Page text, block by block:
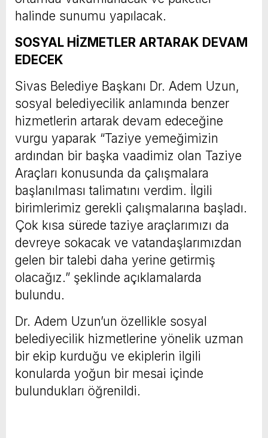
halinde sunumu yapılacak.
SOSYAL HİZMETLER ARTARAK DEVAM
EDECEK
Sivas Belediye Başkanı Dr. Adem Uzun,
sosyal belediyecilik anlamında benzer
hizmetlerin artarak devam edeceğine
vurgu yaparak “Taziye yemeğimizin
ardından bir başka vaadimiz olan Taziye
Araçları konusunda da çalışmalara
başlanılması talimatını verdim. İlgili
birimlerimiz gerekli çalışmalarına başladı.
Çok kısa sürede taziye araçlarımızı da
devreye sokacak ve vatandaşlarımızdan
gelen bir talebi daha yerine getirmiş
olacağız.” şeklinde açıklamalarda
bulundu.
Dr. Adem Uzun’un özellikle sosyal
belediyecilik hizmetlerine yönelik uzman
bir ekip kurduğu ve ekiplerin ilgili
konularda yoğun bir mesai içinde
bulundukları öğrenildi.